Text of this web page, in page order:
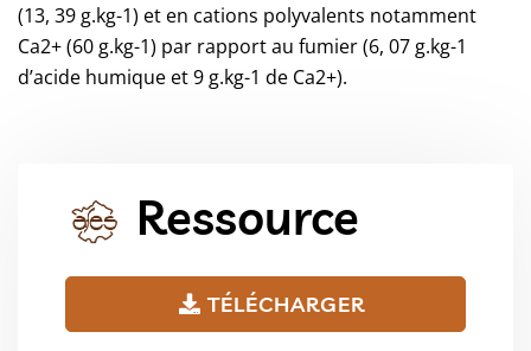
(13, 39 g.kg-1) et en cations polyvalents notamment
Ca2+ (60 g.kg-1) par rapport au fumier (6, 07 g.kg-1
d’acide humique et 9 g.kg-1 de Ca2+).
Ressource
TÉLÉCHARGER